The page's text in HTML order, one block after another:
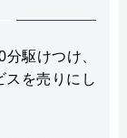
駆けつけ、
スを売りにし